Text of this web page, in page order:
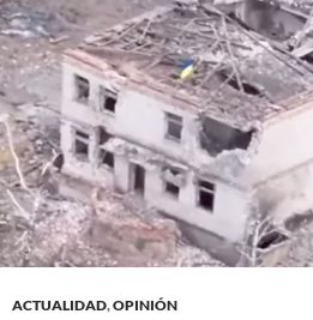
ACTUALIDAD,OPINIÓN